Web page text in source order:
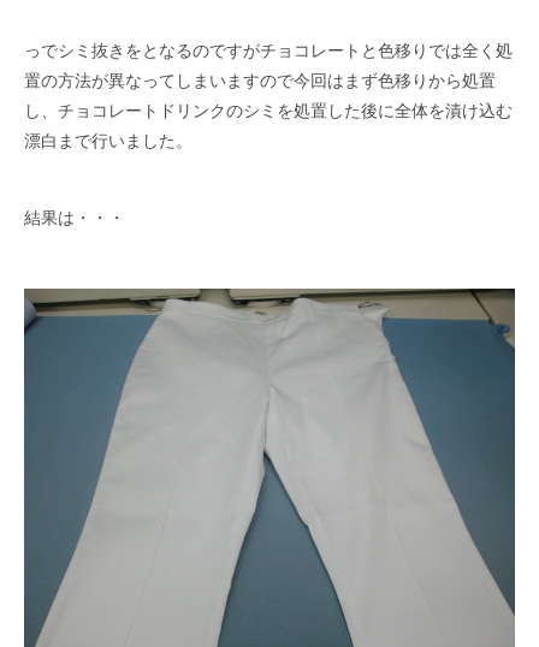
っでシミ抜きをとなるのですがチョコレートと色移りでは全く処
置の方法が異なってしまいますので今回はまず色移りから処置
し、チョコレートドリンクのシミを処置した後に全体を漬け込む
漂白まで行いました。
結果は・・・